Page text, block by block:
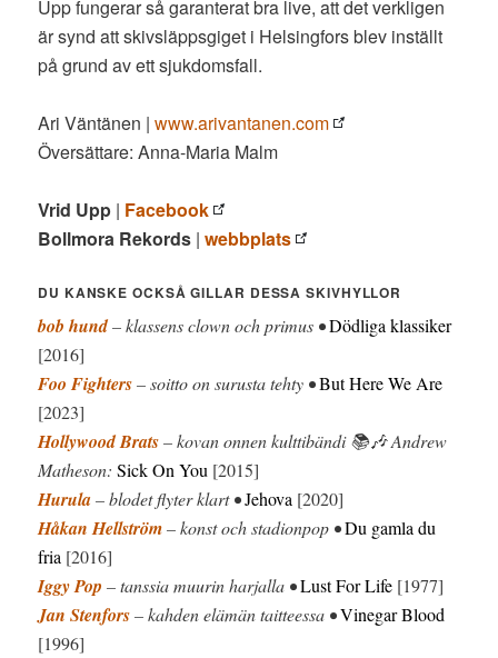
Upp fungerar så garanterat bra live, att det verkligen
är synd att skivsläppsgiget i Helsingfors blev inställt
på grund av ett sjukdomsfall.
Ari Väntänen |www.arivantanen.com
Översättare: Anna-Maria Malm
Vrid Upp | Facebook
Bollmora Rekords |webbplats
DU KANSKE OCKSÅ GILLAR DESSA SKIVHYLLOR
bob hund– klassens clown och primus •Dödliga klassiker
[2016]
Foo Fighters– soitto on surusta tehty •But Here We Are
[2023]
Hollywood Brats– kovan onnen kulttibändi 📚🎶 Andrew
Matheson:Sick On You [2015]
Hurula– blodet flyter klart •Jehova [2020]
Håkan Hellström– konst och stadionpop •Du gamla du
fria [2016]
Iggy Pop – tanssia muurin harjalla •Lust For Life [1977]
Jan Stenfors– kahden elämän taitteessa •Vinegar Blood
[1996]